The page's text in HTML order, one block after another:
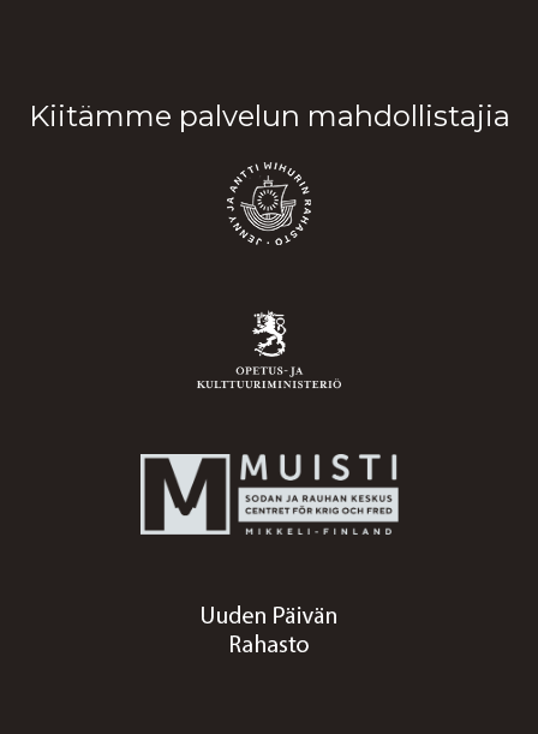
Kiitämme palvelun mahdollistajia